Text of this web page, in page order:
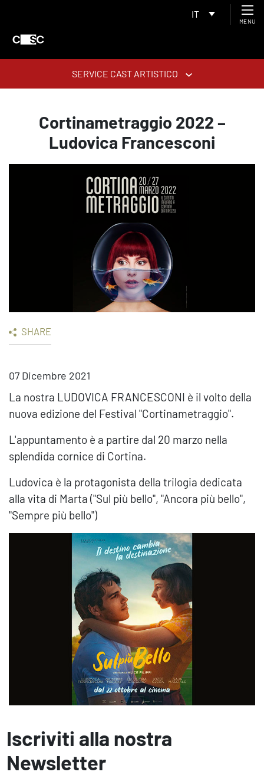
IT
MENU
SERVICE CAST ARTISTICO
Cortinametraggio 2022 –
Ludovica Francesconi
SHARE
07 Dicembre 2021
La nostra LUDOVICA FRANCESCONI è il volto della
nuova edizione del Festival "Cortinametraggio".
L'appuntamento è a partire dal 20 marzo nella
splendida cornice di Cortina.
Ludovica è la protagonista della trilogia dedicata
alla vita di Marta ("Sul più bello", "Ancora più bello",
"Sempre più bello")
Iscriviti alla nostra
Newsletter